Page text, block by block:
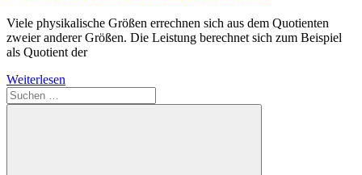
Viele physikalische Größen errechnen sich aus dem Quotienten
zweier anderer Größen. Die Leistung berechnet sich zum Beispiel
als Quotient der
Weiterlesen
Suchen
nach: